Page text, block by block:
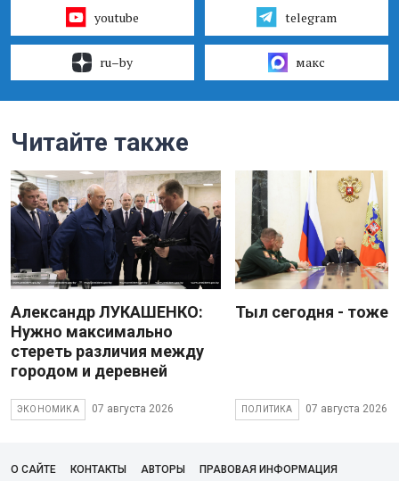
youtube telegram
ru–by макс
Читайте также
Александр ЛУКАШЕНКО:
Нужно максимально
стереть различия между
городом и деревней
ЭКОНОМИКА 07 августа 2026
Тыл сегодня - тоже
ПОЛИТИКА 07 августа 2026
О САЙТЕ КОНТАКТЫ АВТОРЫ ПРАВОВАЯ ИНФОРМАЦИЯ